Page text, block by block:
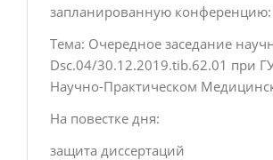
запланированную конференцию:
Тема: Очередное заседание
Dsc.04/30.12.2019.tib.62.01 при
Научно-Практическом
На повестке дня:
защита диссертаций